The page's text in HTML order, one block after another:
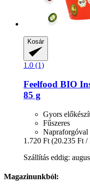
Kosár
1.0 (1)
Feelfood BIO
85 g
Gyors
Fűszeres
Napraforgóval
1.720 Ft (20.235 Ft /
Szállítás eddig:
Magazinunkból: